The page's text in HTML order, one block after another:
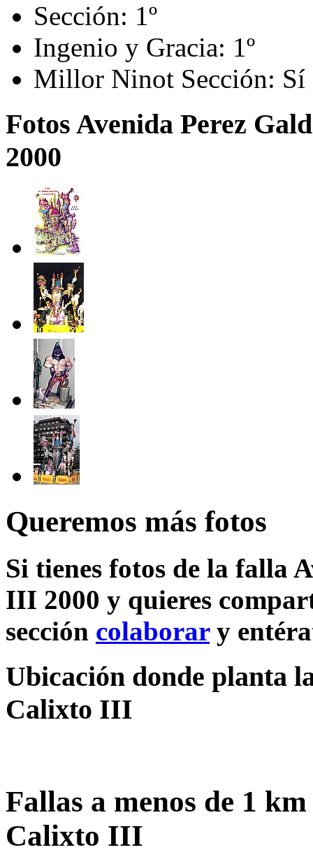
Sección: 1º
Ingenio y Gracia: 1º
Millor Ninot Sección: Sí
Fotos Avenida Perez
2000
Queremos más fotos
Si tienes fotos de la falla
III 2000 y quieres
sección colaborary
Ubicación donde planta
Calixto III
Fallas a menos de 1
Calixto III